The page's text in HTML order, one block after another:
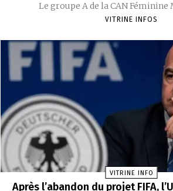
Le groupe A de la CAN Féminine
VITRINE INFOS
VITRINE INFO
Après l’abandon du projet FIFA,